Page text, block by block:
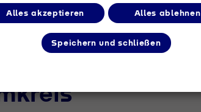
Alles akzeptieren Alles ablehnen
Speichern und schließen